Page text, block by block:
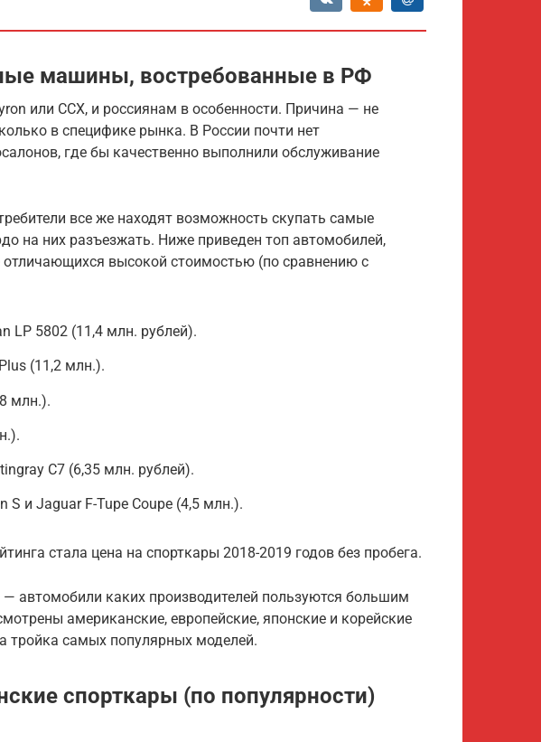
машины, востребованные в РФ
или CCX, и россиянам в особенности. Причина — не
в специфике рынка. В России почти нет
где бы качественно выполнили обслуживание
все же находят возможность скупать самые
на них разъезжать. Ниже приведен топ автомобилей,
высокой стоимостью (по сравнению с
LP 5802 (11,4 млн. рублей).
(11,2 млн.).
млн.).
C7 (6,35 млн. рублей).
S и Jaguar F-Tupe Coupe (4,5 млн.).
стала цена на спорткары 2018-2019 годов без пробега.
— автомобили каких производителей пользуются большим
американские, европейские, японские и корейские
тройка самых популярных моделей.
спорткары (по популярности)